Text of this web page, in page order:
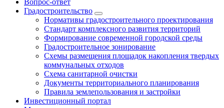
Вопрос-ответ
Градостроительство
Нормативы градостроительного проектирования
Стандарт комплексного развития территорий
Формирование современной городской среды
Градостроительное зонирование
Схемы размещения площадок накопления твердых
коммунальных отходов
Схема санитарной очистки
Документы территориального планирования
Правила землепользования и застройки
Инвестиционный портал